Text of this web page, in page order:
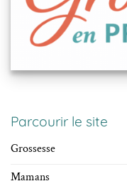
Parcourir le site
Grossesse
Mamans